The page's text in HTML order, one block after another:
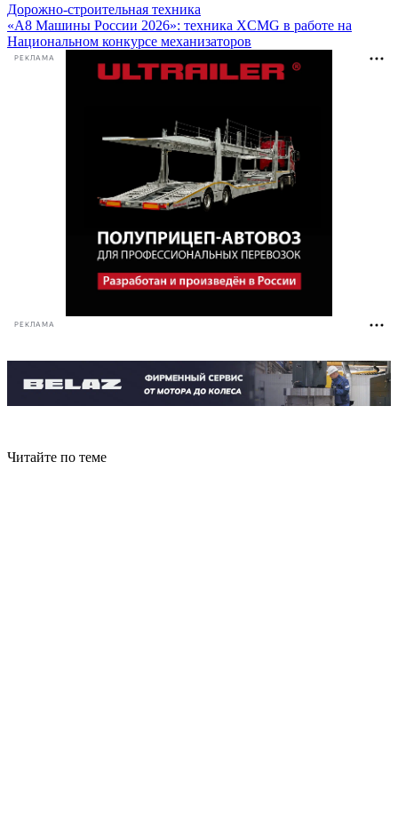
Дорожно-строительная техника
«А8 Машины России 2026»: техника XCMG в работе на
Национальном конкурсе механизаторов
РЕКЛАМА
РЕКЛАМА
Читайте по теме